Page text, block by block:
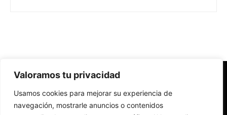
Valoramos tu privacidad
Usamos cookies para mejorar su experiencia de
navegación, mostrarle anuncios o contenidos
Redes Cristianas
Una mirada alternativa sobre la Iglesia católica y la sociedad
- Colectivos de Redes Cristianas